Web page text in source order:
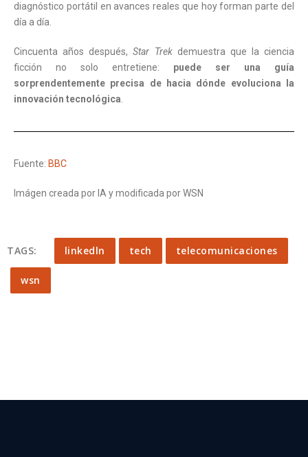
diagnóstico portátil en avances reales que hoy forman parte del
día a día.
Cincuenta años después,Star Trekdemuestra que la ciencia
ficción no solo entretiene: puede ser una guía
sorprendentemente precisa de hacia dónde evoluciona la
innovación tecnológica.
Fuente: BBC
Imágen creada por IA y modificada por WSN
TAGS: linkedln tech telecomunicaciones
wsn